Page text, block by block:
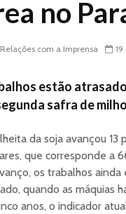
no
Relações com a Imprensa
estão
safra de milho
da soja avançou 13
que corresponde a
os trabalhos
quando as máquias
anos, o indicador